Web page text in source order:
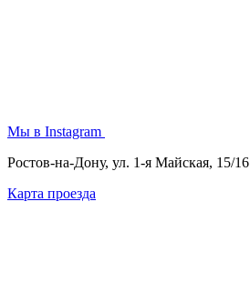
Мы в Instagram
Ростов-на-Дону, ул. 1-я Майская, 15/16
Карта проезда